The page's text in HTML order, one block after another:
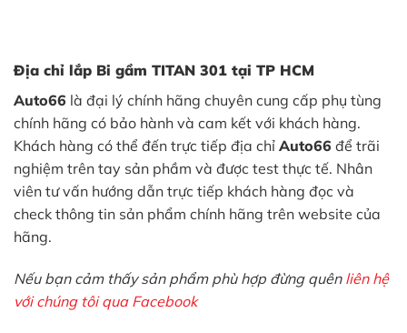
Địa chỉ lắp Bi gầm TITAN 301 tại TP HCM
Auto66 là đại lý chính hãng chuyên cung cấp phụ tùng
chính hãng có bảo hành và cam kết với khách hàng.
Khách hàng có thể đến trực tiếp địa chỉ Auto66 để trãi
nghiệm trên tay sản phầm và được test thực tế. Nhân
viên tư vấn hướng dẫn trực tiếp khách hàng đọc và
check thông tin sản phẩm chính hãng trên website của
hãng.
Nếu bạn cảm thấy sản phẩm phù hợp đừng quên liên hệ
với chúng tôi qua Facebook